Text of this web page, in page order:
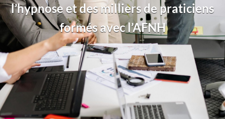
l’hypnose et des milliers de praticiens
formés avec l’AFNH